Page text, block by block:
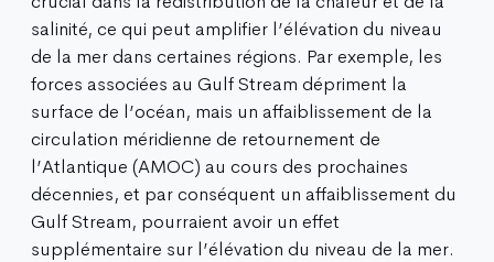
salinité, ce qui peut amplifier l’élévation du niveau
de la mer dans certaines régions. Par exemple, les
forces associées au Gulf Stream dépriment la
surface de l’océan, mais un affaiblissement de la
circulation méridienne de retournement de
l’Atlantique (AMOC) au cours des prochaines
décennies, et par conséquent un affaiblissement du
Gulf Stream, pourraient avoir un effet
supplémentaire sur l’élévation du niveau de la mer.